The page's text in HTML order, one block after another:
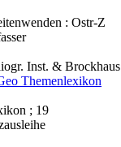
: Ostr-Z
Inst. & Brockhaus
Themenlexikon
; 19